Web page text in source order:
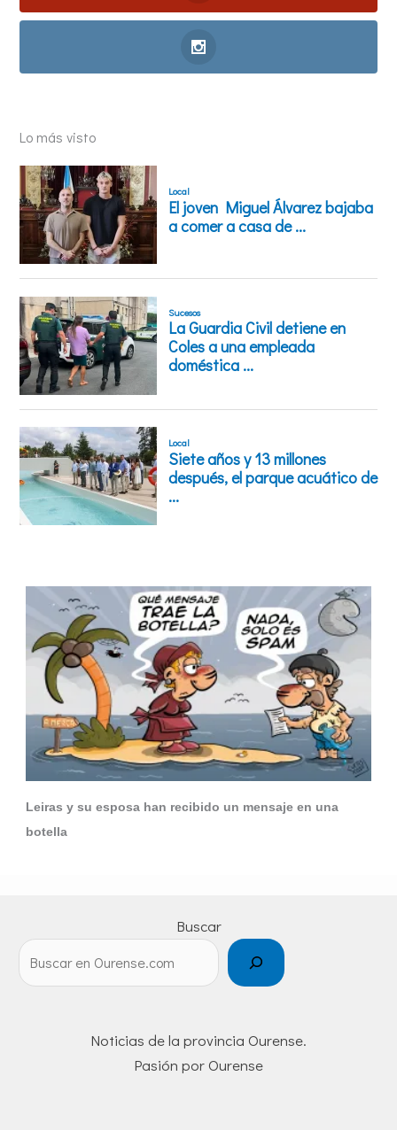
Lo más visto
Leiras y su esposa han recibido un mensaje en una
botella
Buscar
Noticias de la provincia Ourense.
Pasión por Ourense